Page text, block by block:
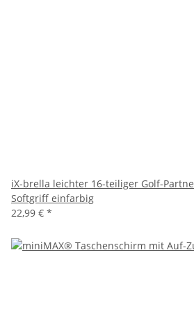
iX-brella leichter 16-teiliger Golf-
Softgriff einfarbig
22,99 € *